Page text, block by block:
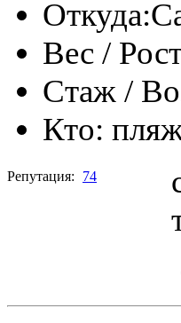
Откуда:
Вес /
Стаж /
Кто:
Репутация: 74